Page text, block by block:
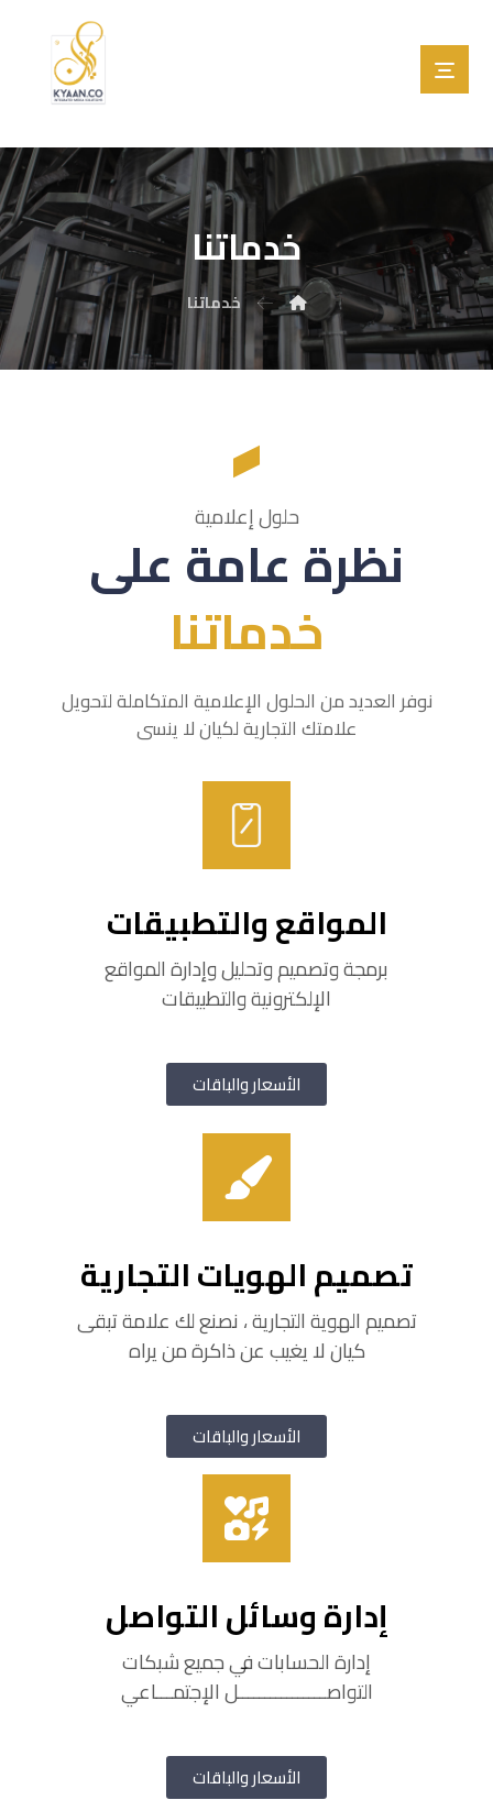
خدماتنا
خدماتنا
حلول إعلامية
نظرة عامة على
خدماتنا
نوفر العديد من الحلول الإعلامية المتكاملة لتحويل
علامتك التجارية لكيان لا ينسى
المواقع والتطبيقات
برمجة وتصميم وتحليل وإدارة المواقع
الإلكترونية والتطبيقات
الأسعار والباقات
تصميم الهويات التجارية
تصميم الهوية التجارية ، نصنع لك علامة تبقى
كيان لا يغيب عن ذاكرة من يراه
الأسعار والباقات
إدارة وسائل التواصل
إدارة الحسابات في جميع شبكات
التواصــــــــــــــــل الإجتمـــاعي
الأسعار والباقات